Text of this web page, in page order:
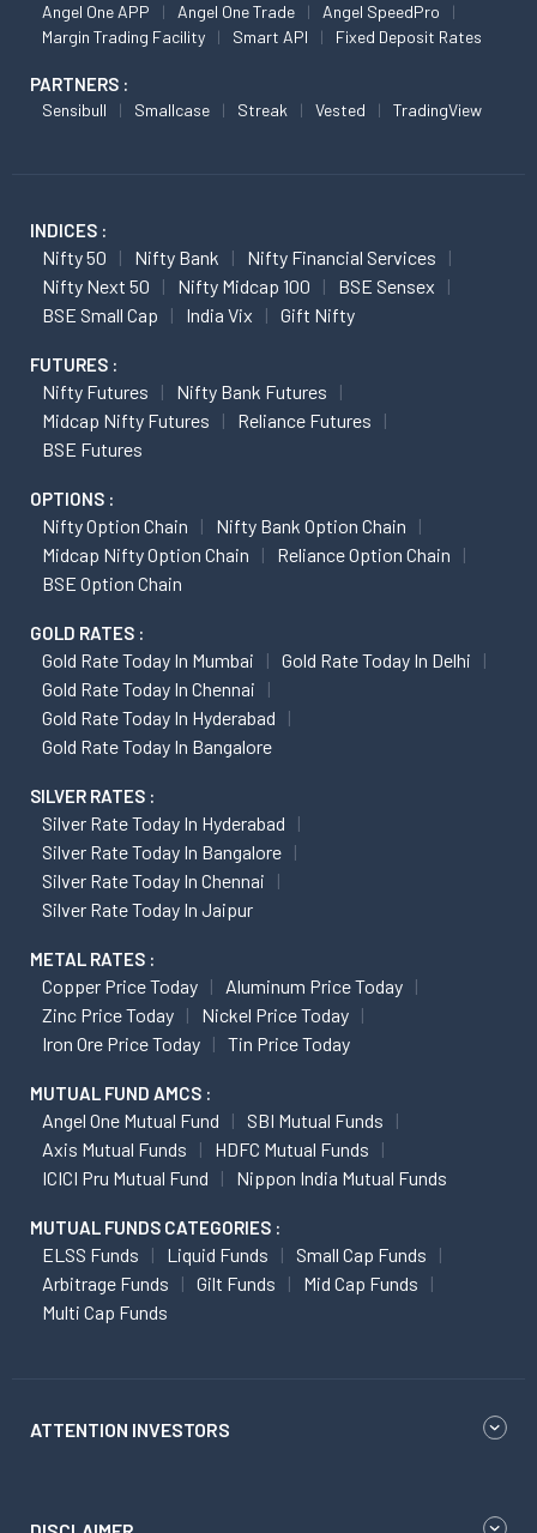
Angel One APP Angel One Trade
Angel SpeedPro
Margin Trading Facility
Smart API Fixed Deposit Rates
PARTNERS :
Sensibull Smallcase Streak Vested TradingView
INDICES :
Nifty 50 Nifty Bank
Nifty Financial Services
Nifty Next 50
Nifty Midcap 100
BSE Sensex
BSE Small Cap
India Vix Gift Nifty
FUTURES :
Nifty Futures
Nifty Bank Futures
Midcap Nifty Futures
Reliance Futures
BSE Futures
OPTIONS :
Nifty Option Chain
Nifty Bank Option Chain
Midcap Nifty Option Chain
Reliance Option Chain
BSE Option Chain
GOLD RATES :
Gold Rate Today In Mumbai
Gold Rate Today In Delhi
Gold Rate Today In Chennai
Gold Rate Today In Hyderabad
Gold Rate Today In Bangalore
SILVER RATES :
Silver Rate Today In Hyderabad
Silver Rate Today In Bangalore
Silver Rate Today In Chennai
Silver Rate Today In Jaipur
METAL RATES :
Copper Price Today
Aluminum Price Today
Zinc Price Today
Nickel Price Today
Iron Ore Price Today
Tin Price Today
MUTUAL FUND AMCS :
Angel One Mutual Fund
SBI Mutual Funds
Axis Mutual Funds
HDFC Mutual Funds
ICICI Pru Mutual Fund
Nippon India Mutual Funds
MUTUAL FUNDS CATEGORIES :
ELSS Funds Liquid Funds
Small Cap Funds
Arbitrage Funds
Gilt Funds
Mid Cap Funds
Multi Cap Funds
ATTENTION INVESTORS